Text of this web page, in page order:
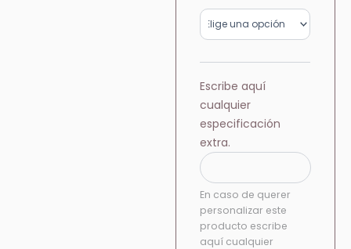
Escribe aquí
cualquier
especificación
extra.
En caso de querer
personalizar este
producto escribe
aquí cualquier